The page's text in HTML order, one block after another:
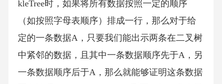
kleTree时，如果将所有数据按照一定的顺序
（如按照字母表顺序）排成一行，那么对于给
定的一条数据A，只要我们能出示两条在二叉树
中紧邻的数据，且其中一条数据顺序先于A，另
一条数据顺序后于A，那么就能够证明这条数据